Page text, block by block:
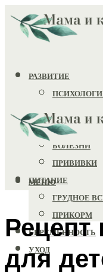
РАЗВИТИЕ
ИГРУШКИ
ЗДОРОВЬЕ
БОЛЕЗНИ
ПРИВИВКИ
ПИТАНИЕ
ГРУДНОЕ
ПРИКОРМ
БЕРЕМЕННОСТЬ
УХОД
МЕНЮ
Рецепт
для